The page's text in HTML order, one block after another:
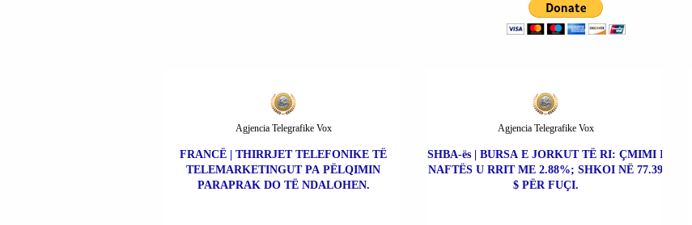
FRANCË | THIRRJET TELEFONIKE TË
TELEMARKETINGUT PA PËLQIMIN
PARAPRAK DO TË NDALOHEN.
Agjencia Telegrafike Vox
SHBA-ës | BURSA E JORKUT TË RI: ÇMIMI I
NAFTËS U RRIT ME 2.88%; SHKOI NË 77.39
$ PËR FUÇI.
Agjencia Telegrafike Vox